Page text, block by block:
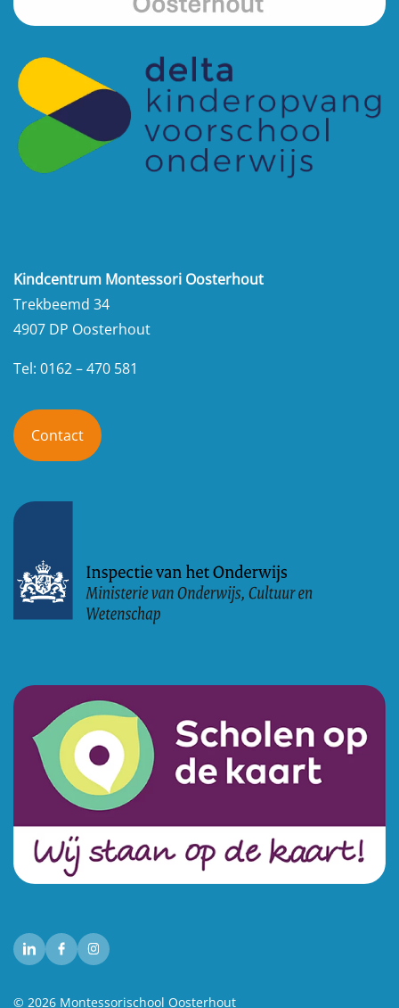
Kindcentrum Montessori Oosterhout
Trekbeemd 34
4907 DP Oosterhout
Tel: 0162 – 470 581
Contact
© 2026 Montessorischool Oosterhout